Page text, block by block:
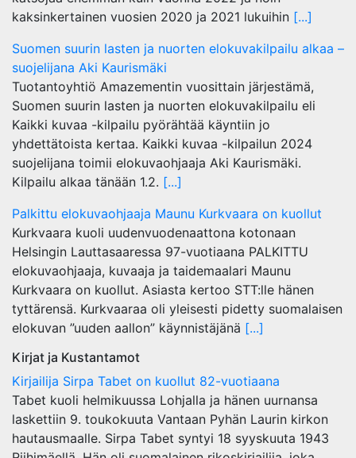
kaksinkertainen vuosien 2020 ja 2021 lukuihin [...]
Suomen suurin lasten ja nuorten elokuvakilpailu alkaa –
suojelijana Aki Kaurismäki
Tuotantoyhtiö Amazementin vuosittain järjestämä,
Suomen suurin lasten ja nuorten elokuvakilpailu eli
Kaikki kuvaa -kilpailu pyörähtää käyntiin jo
yhdettätoista kertaa. Kaikki kuvaa -kilpailun 2024
suojelijana toimii elokuvaohjaaja Aki Kaurismäki.
Kilpailu alkaa tänään 1.2. [...]
Palkittu elokuvaohjaaja Maunu Kurkvaara on kuollut
Kurkvaara kuoli uudenvuodenaattona kotonaan
Helsingin Lauttasaaressa 97-vuotiaana PALKITTU
elokuvaohjaaja, kuvaaja ja taidemaalari Maunu
Kurkvaara on kuollut. Asiasta kertoo STT:lle hänen
tyttärensä. Kurkvaaraa oli yleisesti pidetty suomalaisen
elokuvan ”uuden aallon” käynnistäjänä [...]
Kirjat ja Kustantamot
Kirjailija Sirpa Tabet on kuollut 82-vuotiaana
Tabet kuoli helmikuussa Lohjalla ja hänen uurnansa
laskettiin 9. toukokuuta Vantaan Pyhän Laurin kirkon
hautausmaalle. Sirpa Tabet syntyi 18 syyskuuta 1943